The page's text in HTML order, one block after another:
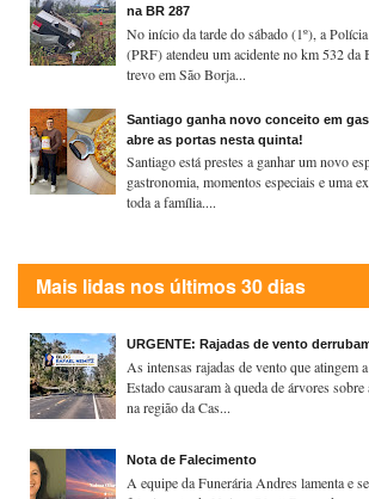
na BR 287
No início da tarde do sábado (1º), a
(PRF) atendeu um acidente no km 532
trevo em São Borja...
Santiago ganha novo conceito em
abre as portas nesta quinta!
Santiago está prestes a ganhar um novo
gastronomia, momentos especiais e uma
toda a família....
Mais lidas nos últimos 30 dias
URGENTE: Rajadas de vento
As intensas rajadas de vento que atingem
Estado causaram à queda de árvores
na região da Cas...
Nota de Falecimento
A equipe da Funerária Andres lamenta e